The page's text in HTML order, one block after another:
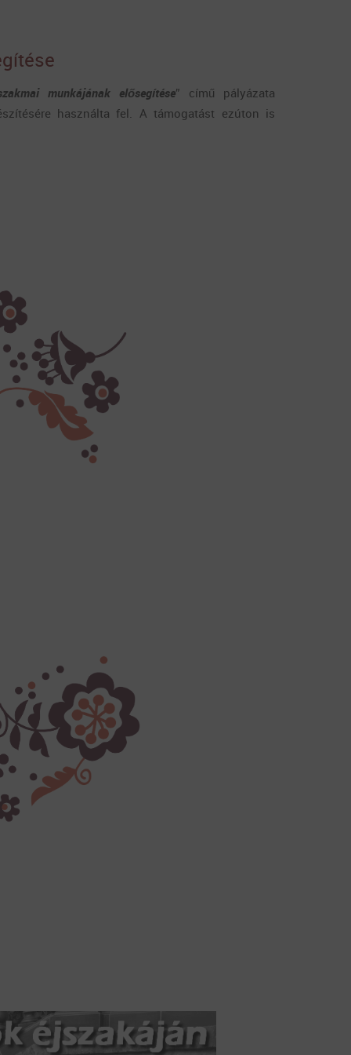
munkájának elősegítése” című pályázata
használta fel. A támogatást ezúton is